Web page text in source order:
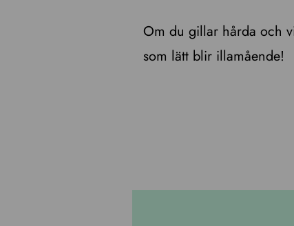
Om du gillar hårda och
som lätt blir illamående!